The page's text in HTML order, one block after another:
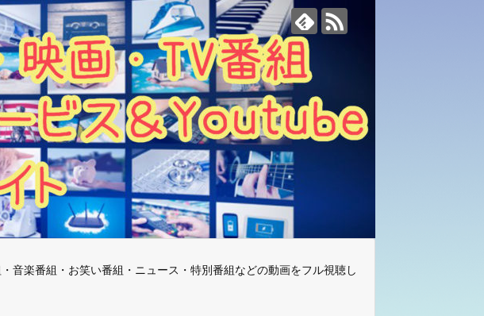
音楽番組・お笑い番組・ニュース・特別番組などの動画をフル視聴し